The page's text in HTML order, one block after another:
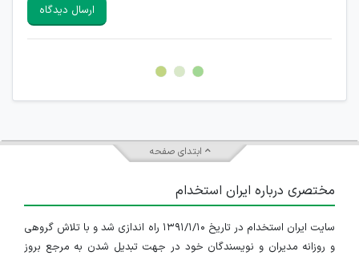
هرگونه تحریک، تحقیر و کنایه به سایر افراد (مسئول و غیر مسئول)
غیر مجاز می باشد.
امکان هماهنگی برای هرگونه ملاقات حضوری چه به صورت دسته
ارسال دیدگاه
ابتدای صفحه
مختصری درباره ایران استخدام
سایت ایران استخدام در تاریخ ۱۳۹۱/۱/۱۰ راه اندازی شد و با تلاش گروهی
و روزانه مدیران و نویسندگان خود در جهت تبدیل شدن به مرجع بروز